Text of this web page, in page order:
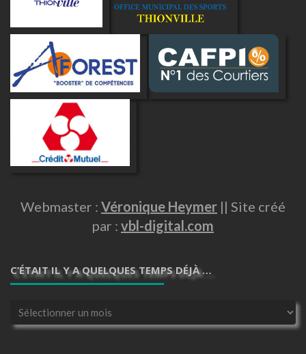
Webmaster : Véronique Heymer || Site créé
par : vbl-digital.com
C’ÉTAIT IL Y A QUELQUES TEMPS DÉJÀ …